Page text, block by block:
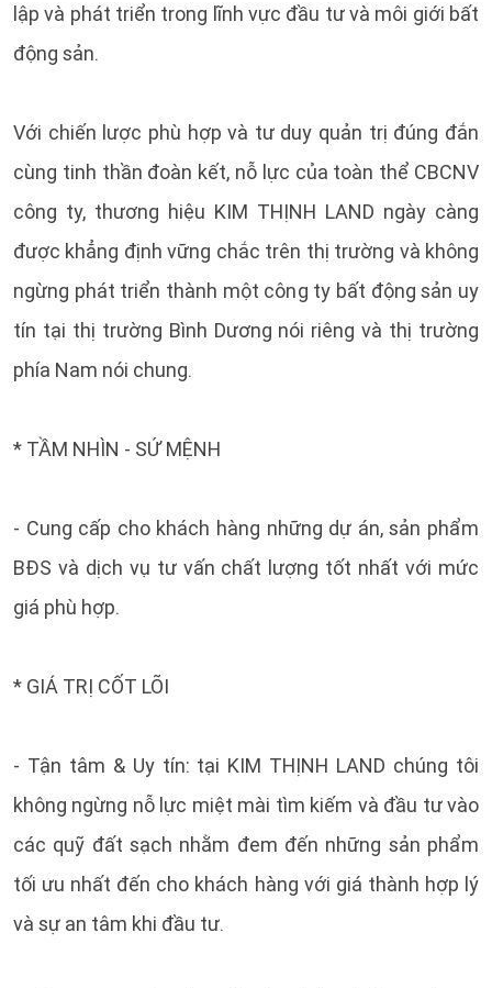
lập và phát triển trong lĩnh vực đầu tư và môi giới bất
động sản.
Với chiến lược phù hợp và tư duy quản trị đúng đắn
cùng tinh thần đoàn kết, nỗ lực của toàn thể CBCNV
công ty, thương hiệu KIM THỊNH LAND ngày càng
được khẳng định vững chắc trên thị trường và không
ngừng phát triển thành một công ty bất động sản uy
tín tại thị trường Bình Dương nói riêng và thị trường
phía Nam nói chung.
* TẦM NHÌN - SỨ MỆNH
- Cung cấp cho khách hàng những dự án, sản phẩm
BĐS và dịch vụ tư vấn chất lượng tốt nhất với mức
giá phù hợp.
* GIÁ TRỊ CỐT LÕI
- Tận tâm & Uy tín: tại KIM THỊNH LAND chúng tôi
không ngừng nỗ lực miệt mài tìm kiếm và đầu tư vào
các quỹ đất sạch nhằm đem đến những sản phẩm
tối ưu nhất đến cho khách hàng với giá thành hợp lý
và sự an tâm khi đầu tư.